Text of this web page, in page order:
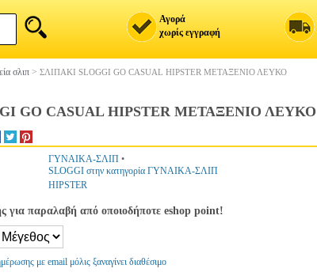
Αγορά
χωρίς εγγραφή
σλιπ > ΣΛΙΠΑΚΙ SLOGGI GO CASUAL HIPSTER ΜΕΤΑΞΕΝΙΟ ΛΕΥΚΟ
GO CASUAL HIPSTER ΜΕΤΑΞΕΝΙΟ ΛΕΥΚΟ
ΓΥΝΑΙΚΑ-ΣΛΙΠ •
SLOGGI στην κατηγορία ΓΥΝΑΙΚΑ-ΣΛΙΠ
HIPSTER
για παραλαβή από οποιοδήποτε eshop point!
με email μόλις ξαναγίνει διαθέσιμο